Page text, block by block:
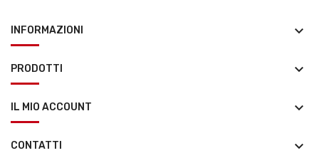
INFORMAZIONI keyboard_arrow_down
PRODOTTI keyboard_arrow_down
IL MIO ACCOUNT keyboard_arrow_down
CONTATTI keyboard_arrow_down